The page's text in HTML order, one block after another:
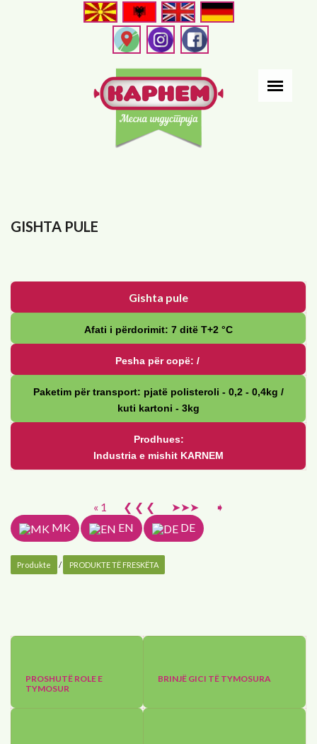
GISHTA PULE
Gishta pule
Afati i përdorimit: 7 ditë Т+2 °С
Pesha për copë: /
Paketim për transport: pjatë polisteroli - 0,2 - 0,4kg /
kuti kartoni - 3kg
Prodhues:
Industria e mishit KARNEM
« 1 ❮ ❮ ❮ ➤➤➤
➧
MK
EN DE
Produkte / PRODUKTE TË FRESKËTA
PROSHUTË ROLE E
TYMOSUR
BRINJË GICI TË TYMOSURA